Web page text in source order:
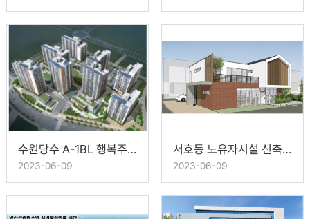
수원당수 A-1BL 행복주택
2023-06-09
서호동 노유자시설 신축공사
2023-06-09